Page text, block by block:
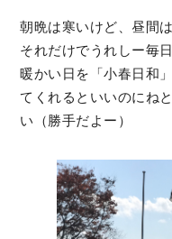
朝晩は寒いけど、昼間
それだけでうれしー毎
暖かい日を「小春日和
てくれるといいのにね
い（勝手だよー）